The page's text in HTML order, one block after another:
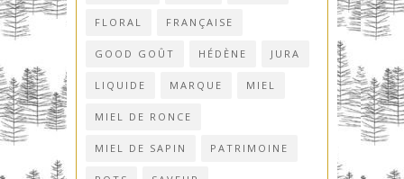
FLORAL FRANÇAISE
GOOD GOÛT HÉDÈNE JURA
LIQUIDE MARQUE MIEL
MIEL DE RONCE
MIEL DE SAPIN PATRIMOINE